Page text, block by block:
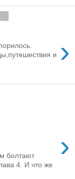
›
и
›
болтают
4. И что же